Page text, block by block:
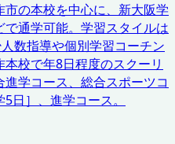
の本校を中心に、新大阪学
通学可能。学習スタイルは
数指導や個別学習コーチン
校で年8日程度のスクーリ
学コース、総合スポーツコ
日］、進学コース。